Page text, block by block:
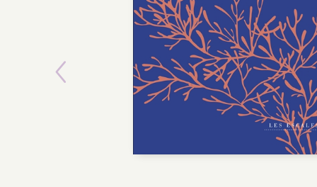
Previous